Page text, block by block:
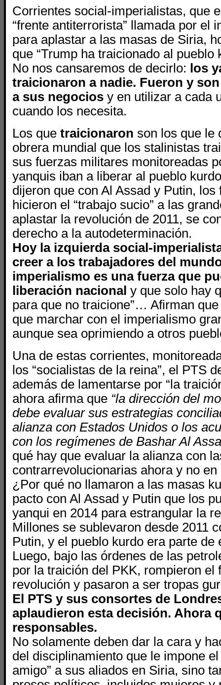
Corrientes social-imperialistas, que
“frente antiterrorista” llamada por el
para aplastar a las masas de Siria,
que “Trump ha traicionado al pueblo
No nos cansaremos de decirlo:
los
traicionaron a nadie. Fueron y
a sus negocios y en utilizar a cada
cuando los necesita.
Los que traicionaron son los que le
obrera mundial que los stalinistas
sus fuerzas militares monitoreadas
yanquis iban a liberar al pueblo
dijeron que con Al Assad y Putin, los
hicieron el “trabajo sucio” a las
aplastar la revolución de 2011, se
derecho a la autodeterminación.
Hoy la izquierda social-
creer a los trabajadores del
imperialismo es una fuerza que
liberación nacional y que solo hay
para que no traicione”… Afirman
que marchar con el imperialismo
aunque sea oprimiendo a otros
Una de estas corrientes,
los “socialistas de la reina”, el PTS
además de lamentarse por “la
ahora afirma que “la dirección del
debe evaluar sus estrategias
alianza con Estados Unidos o los
con los regímenes de Bashar Al
qué hay que evaluar la alianza con
contrarrevolucionarias ahora y no
¿Por qué no llamaron a las masas
pacto con Al Assad y Putin que los
yanqui en 2014 para estrangular la
Millones se sublevaron desde 2011
Putin, y el pueblo kurdo era parte de
Luego, bajo las órdenes de las
por la traición del PKK, rompieron el
revolución y pasaron a ser tropas
El PTS y sus consortes de
aplaudieron esta decisión. Ahora
responsables.
No solamente deben dar la cara y
del disciplinamiento que le impone
amigo” a sus aliados en Siria, sino